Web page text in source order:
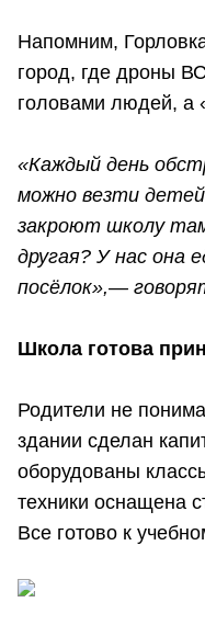
Напомним,
город, где дроны
головами людей, а
«Каждый день
можно везти
закроют школу
другая? У нас она
посёлок»,—
Школа готова
Родители не
здании сделан
оборудованы
техники оснащена
Все готово к